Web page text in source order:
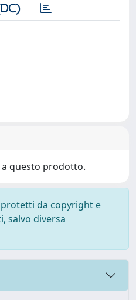
questo prodotto.
da copyright e
salvo diversa